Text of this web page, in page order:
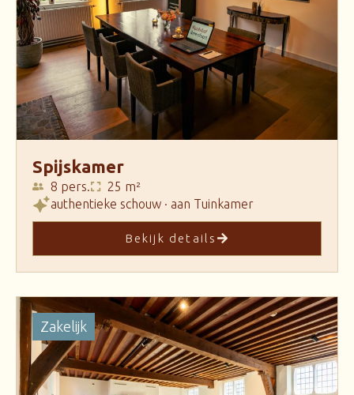
Spijskamer
8 pers.
25 m²
authentieke schouw · aan Tuinkamer
Bekijk details
Zakelijk